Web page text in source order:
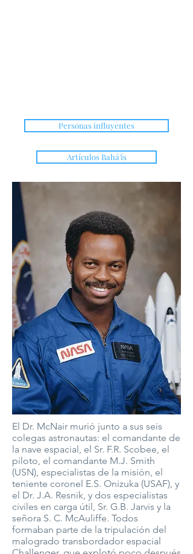
Personas influyentes
Artículos Bahá'ís
El Dr. McNair murió junto a sus seis
colegas astronautas: el comandante de
la nave espacial, el Sr. F.R. Scobee, el
piloto, el comandante M.J. Smith
(USN), especialistas de la misión, el
teniente coronel E.S. Onizuka (USAF), y
el Dr. J.A. Resnik, y dos especialistas
civiles en carga útil, Sr. G.B. Jarvis y la
señora S. C. McAuliffe. Todos
formaban parte de la tripulación del
malogrado transbordador espacial